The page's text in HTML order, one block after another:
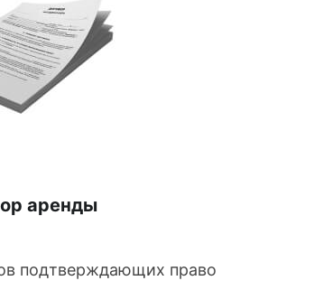
аренды
подтверждающих право